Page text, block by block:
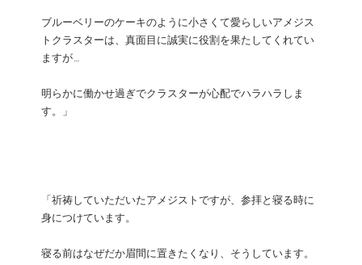
ブルーベリーのケーキのように小さくて愛らしいアメジス
トクラスターは、真面目に誠実に役割を果たしてくれてい
ますが…
明らかに働かせ過ぎでクラスターが心配でハラハラしま
す。」
「祈祷していただいたアメジストですが、参拝と寝る時に
身につけています。
寝る前はなぜだか眉間に置きたくなり、そうしています。